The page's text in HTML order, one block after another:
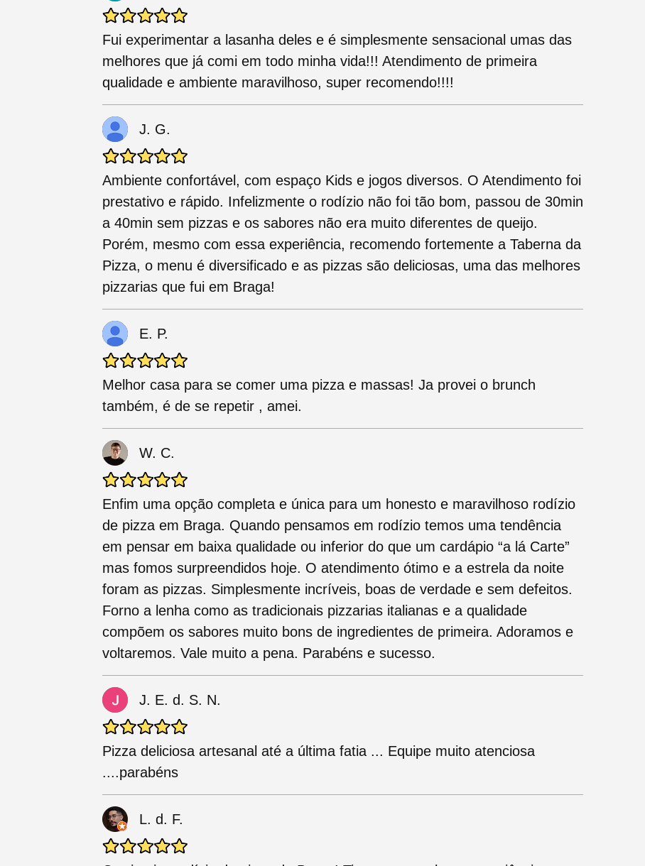
Fui experimentar a lasanha deles e é simplesmente sensacional umas das
melhores que já comi em todo minha vida!!! Atendimento de primeira
qualidade e ambiente maravilhoso, super recomendo!!!!
J. G.
Ambiente confortável, com espaço Kids e jogos diversos. O Atendimento foi
prestativo e rápido. Infelizmente o rodízio não foi tão bom, passou de 30min
a 40min sem pizzas e os sabores não era muito diferentes de queijo.
Porém, mesmo com essa experiência, recomendo fortemente a Taberna da
Pizza, o menu é diversificado e as pizzas são deliciosas, uma das melhores
pizzarias que fui em Braga!
E. P.
Melhor casa para se comer uma pizza e massas! Ja provei o brunch
também, é de se repetir , amei.
W. C.
Enfim uma opção completa e única para um honesto e maravilhoso rodízio
de pizza em Braga. Quando pensamos em rodízio temos uma tendência
em pensar em baixa qualidade ou inferior do que um cardápio “a lá Carte”
mas fomos surpreendidos hoje. O atendimento ótimo e a estrela da noite
foram as pizzas. Simplesmente incríveis, boas de verdade e sem defeitos.
Forno a lenha como as tradicionais pizzarias italianas e a qualidade
compõem os sabores muito bons de ingredientes de primeira. Adoramos e
voltaremos. Vale muito a pena. Parabéns e sucesso.
J. E. d. S. N.
Pizza deliciosa artesanal até a última fatia ... Equipe muito atenciosa
....parabéns
L. d. F.